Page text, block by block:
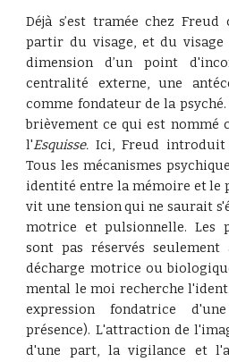
Déjà s’est tramée chez
partir du visage, et du
dimension d’un point
centralité externe, une
comme fondateur de la
brièvement ce qui est nommé
l'Esquisse. Ici, Freud
Tous les mécanismes
identité entre la mémoire et le
vit une tension qui ne saurait
motrice et pulsionnelle. Les
sont pas réservés
décharge motrice ou
mental le moi recherche
expression fondatrice
présence). L'attraction de
d'une part, la vigilance et